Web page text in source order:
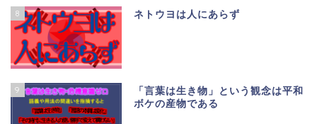
8 ネトウヨは人にあらず
9
「言葉は生き物」という観念は平和
ボケの産物である